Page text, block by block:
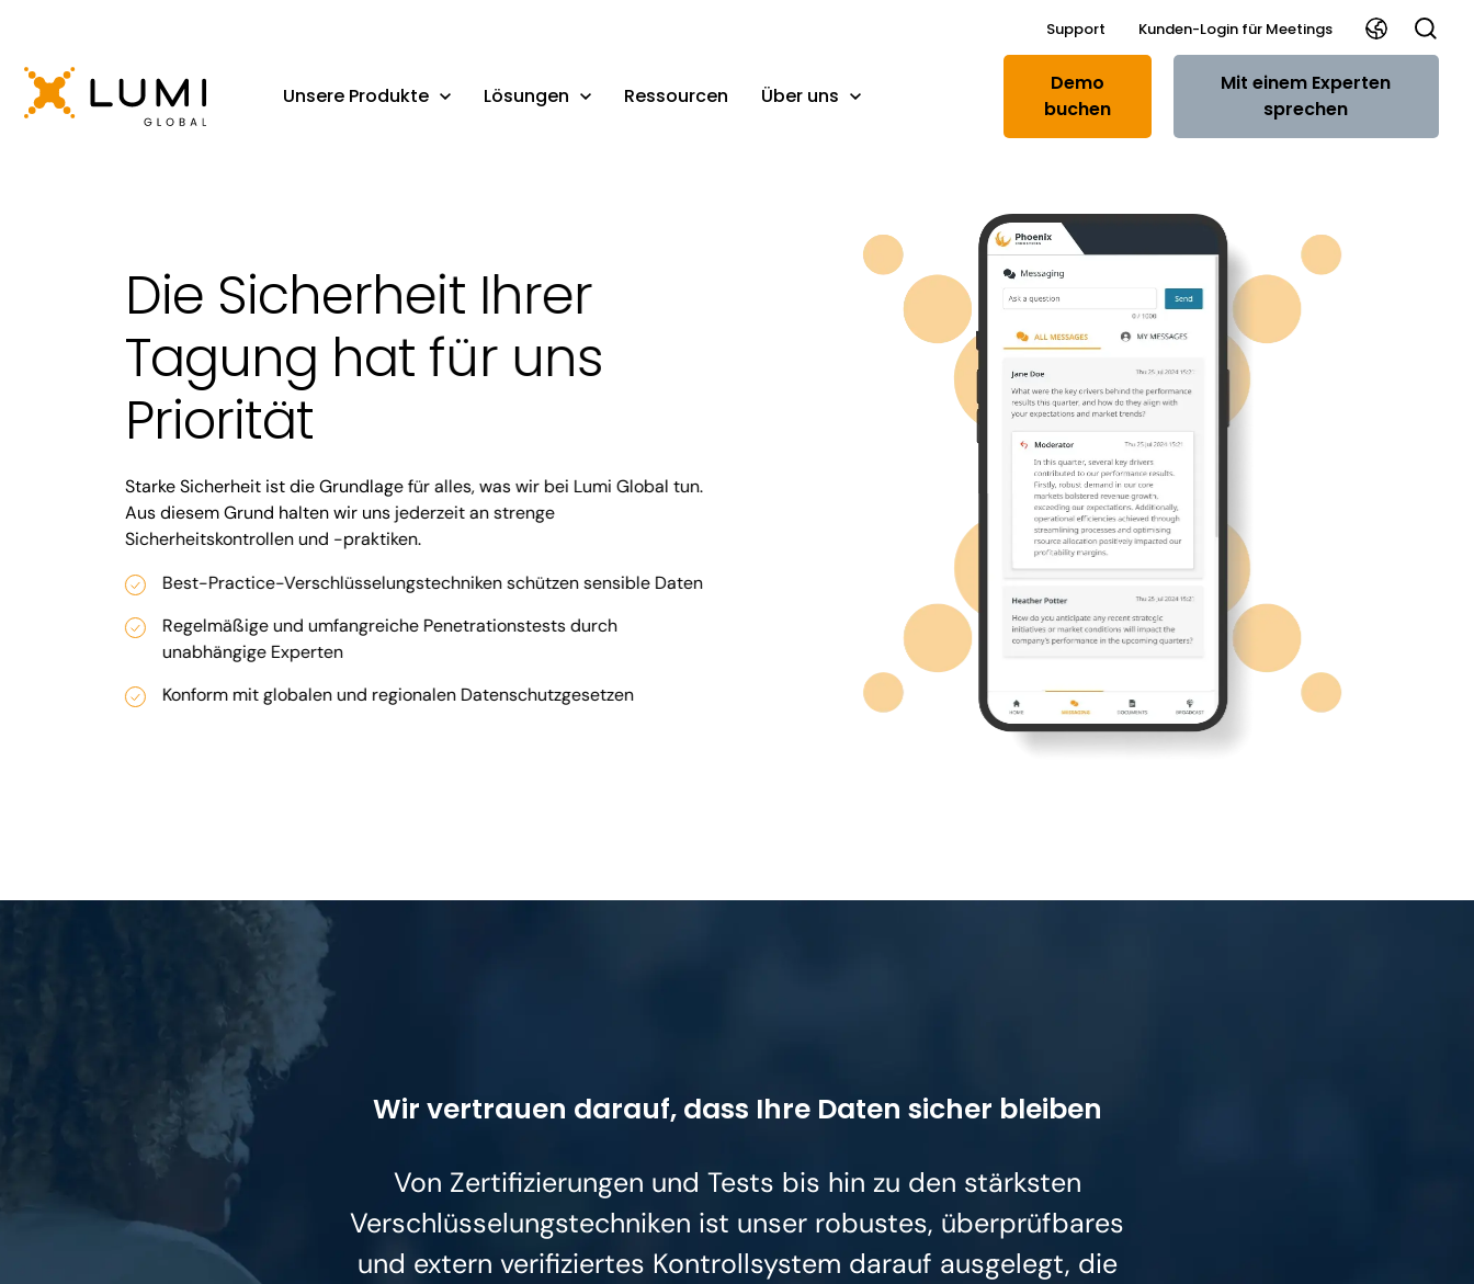
Support Kunden-Login für Meetings
Unsere Produkte Lösungen Ressourcen Über uns
Demo
buchen
Mit einem Experten
sprechen
Die Sicherheit Ihrer
Tagung hat für uns
Priorität
Starke Sicherheit ist die Grundlage für alles, was wir bei Lumi Global tun.
Aus diesem Grund halten wir uns jederzeit an strenge
Sicherheitskontrollen und -praktiken.
Best-Practice-Verschlüsselungstechniken schützen sensible Daten
Regelmäßige und umfangreiche Penetrationstests durch
unabhängige Experten
Konform mit globalen und regionalen Datenschutzgesetzen
Wir vertrauen darauf, dass Ihre Daten sicher bleiben
Von Zertifizierungen und Tests bis hin zu den stärksten
Verschlüsselungstechniken ist unser robustes, überprüfbares
und extern verifiziertes Kontrollsystem darauf ausgelegt, die